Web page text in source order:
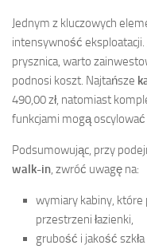
Jednym z kluczowych
intensywność
prysznica, warto
podnosi koszt. Najtańsze
490,00 zł, natomiast
funkcjami mogą oscylować
Podsumowując, przy
walk-in , zwróć uwagę na:
wymiary kabiny,
przestrzeni łazienki,
grubość i jakość szkła